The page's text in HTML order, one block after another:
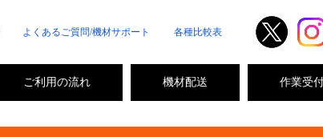
よくあるご質問/機材サポート 各種比較表
作業受
機材配送
ご利用の流れ